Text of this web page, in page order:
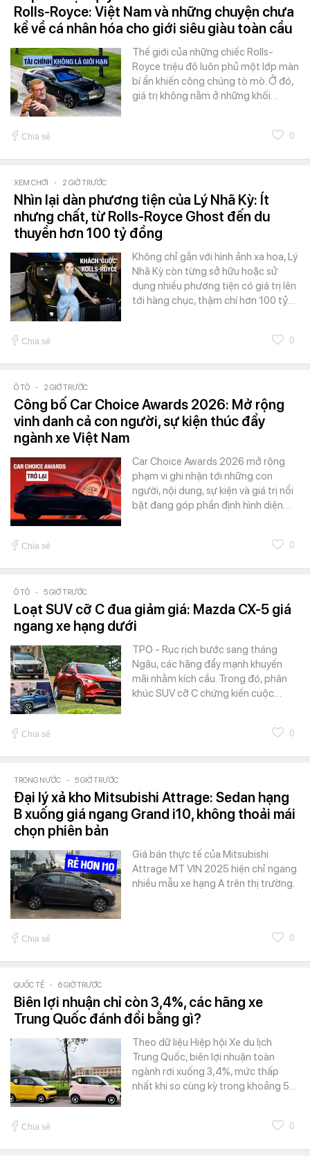
Rolls-Royce: Việt Nam và những chuyện chưa
kể về cá nhân hóa cho giới siêu giàu toàn cầu
Thế giới của những chiếc Rolls-
Royce triệu đô luôn phủ một lớp màn
bí ẩn khiến công chúng tò mò. Ở đó,
giá trị không nằm ở những khối…
Chia sẻ 0
XEM CHƠI - 2 GIỜ TRƯỚC
Nhìn lại dàn phương tiện của Lý Nhã Kỳ: Ít
nhưng chất, từ Rolls-Royce Ghost đến du
thuyền hơn 100 tỷ đồng
Không chỉ gắn với hình ảnh xa hoa, Lý
Nhã Kỳ còn từng sở hữu hoặc sử
dụng nhiều phương tiện có giá trị lên
tới hàng chục, thậm chí hơn 100 tỷ…
Chia sẻ 0
Ô TÔ - 2 GIỜ TRƯỚC
Công bố Car Choice Awards 2026: Mở rộng
vinh danh cả con người, sự kiện thúc đẩy
ngành xe Việt Nam
Car Choice Awards 2026 mở rộng
phạm vi ghi nhận tới những con
người, nội dung, sự kiện và giá trị nổi
bật đang góp phần định hình diện…
Chia sẻ 0
Ô TÔ - 5 GIỜ TRƯỚC
Loạt SUV cỡ C đua giảm giá: Mazda CX-5 giá
ngang xe hạng dưới
TPO - Rục rịch bước sang tháng
Ngâu, các hãng đẩy mạnh khuyến
mãi nhằm kích cầu. Trong đó, phân
khúc SUV cỡ C chứng kiến cuộc…
Chia sẻ 0
TRONG NƯỚC - 5 GIỜ TRƯỚC
Đại lý xả kho Mitsubishi Attrage: Sedan hạng
B xuống giá ngang Grand i10, không thoải mái
chọn phiên bản
Giá bán thực tế của Mitsubishi
Attrage MT VIN 2025 hiện chỉ ngang
nhiều mẫu xe hạng A trên thị trường.
Chia sẻ 0
QUỐC TẾ - 6 GIỜ TRƯỚC
Biên lợi nhuận chỉ còn 3,4%, các hãng xe
Trung Quốc đánh đổi bằng gì?
Theo dữ liệu Hiệp hội Xe du lịch
Trung Quốc, biên lợi nhuận toàn
ngành rơi xuống 3,4%, mức thấp
nhất khi so cùng kỳ trong khoảng 5…
Chia sẻ 0